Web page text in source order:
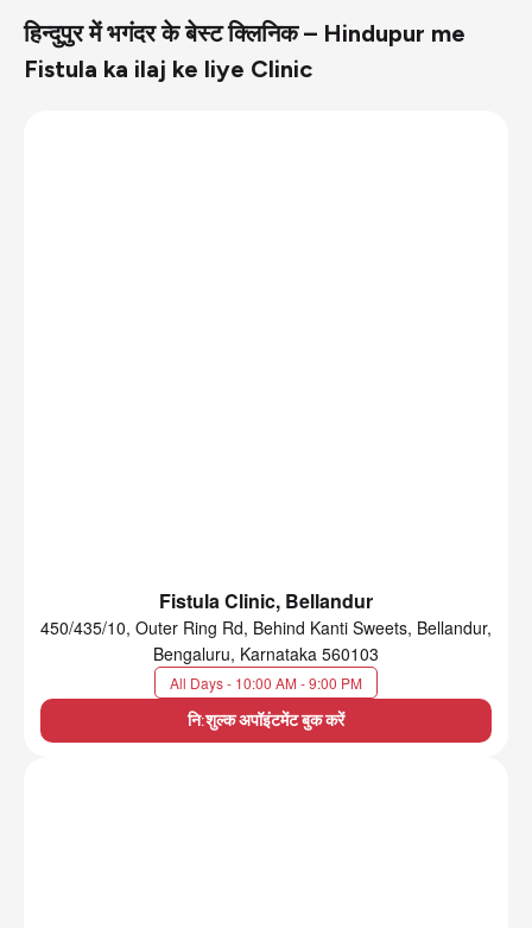
हिन्दुपुर में भगंदर के बेस्ट क्लिनिक – Hindupur me
Fistula ka ilaj ke liye Clinic
Fistula Clinic, Bellandur
450/435/10, Outer Ring Rd, Behind Kanti Sweets, Bellandur,
Bengaluru, Karnataka 560103
All Days - 10:00 AM - 9:00 PM
नि:शुल्क अपॉइंटमेंट बुक करें